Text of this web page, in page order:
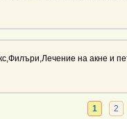
на акне и
1 2